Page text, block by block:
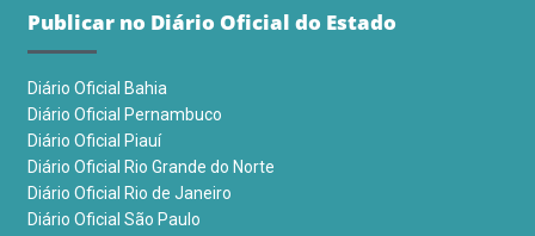
Publicar no Diário Oficial do Estado
Diário Oficial Bahia
Diário Oficial Pernambuco
Diário Oficial Piauí
Diário Oficial Rio Grande do Norte
Diário Oficial Rio de Janeiro
Diário Oficial São Paulo